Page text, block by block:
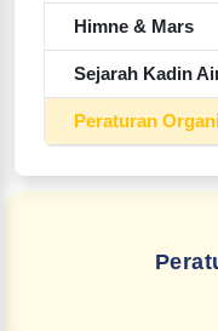
Himne & Mars
Sejarah Kadin
Peraturan